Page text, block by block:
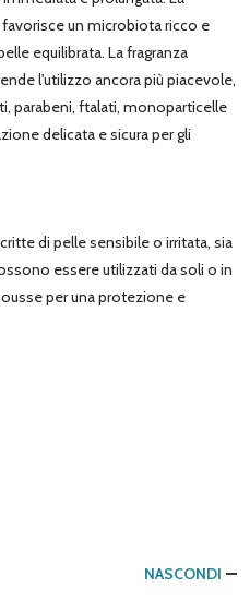
un microbiota ricco e
equilibrata. La fragranza
l'utilizzo ancora più piacevole,
parabeni, ftalati, monoparticelle
delicata e sicura per gli
di pelle sensibile o irritata, sia
essere utilizzati da soli o in
per una protezione e
NASCONDI